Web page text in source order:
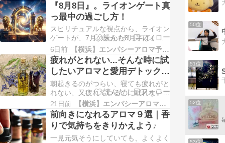
『8月8日』。ライオンゲート真
っ最中の過ごし方！
スピリチュアルな視点から、ライオン
ゲートが、7月の末から8月半ばくら
いまで開いていると言われています。
わたしは、昔超現実主義だったので、
このような見方は、わたしの中になか
ったのですが、いろいろお勉強してい
く中で、それはあるよね〜と今は、感
じています。 こういったことも片隅
にお…
6日前 【横浜】エンパシーアロマ予報&アロマ講座
疲れがとれない...そんな時に試
したいアロマと愛用デトックス
オイル♡
朝起きるのがつらい、寝ても疲れがと
れない、又疲れているのに眠れない...
などの症状は、体のサインであり、心
にも余裕がなくなります。 悪循環で
す。。 そんな時に、癒しのサポート
となるアロマと長年愛用しているデト
ックスオイルを今回は、紹介していき
21日前 【横浜】エンパシーアロマ予報&アロマ講座
前向きになれるアロマ９選｜香
りで気持ちをきりかえよう♪
一見元気そうにしていても、よくよく
50位
51位
52位
53位